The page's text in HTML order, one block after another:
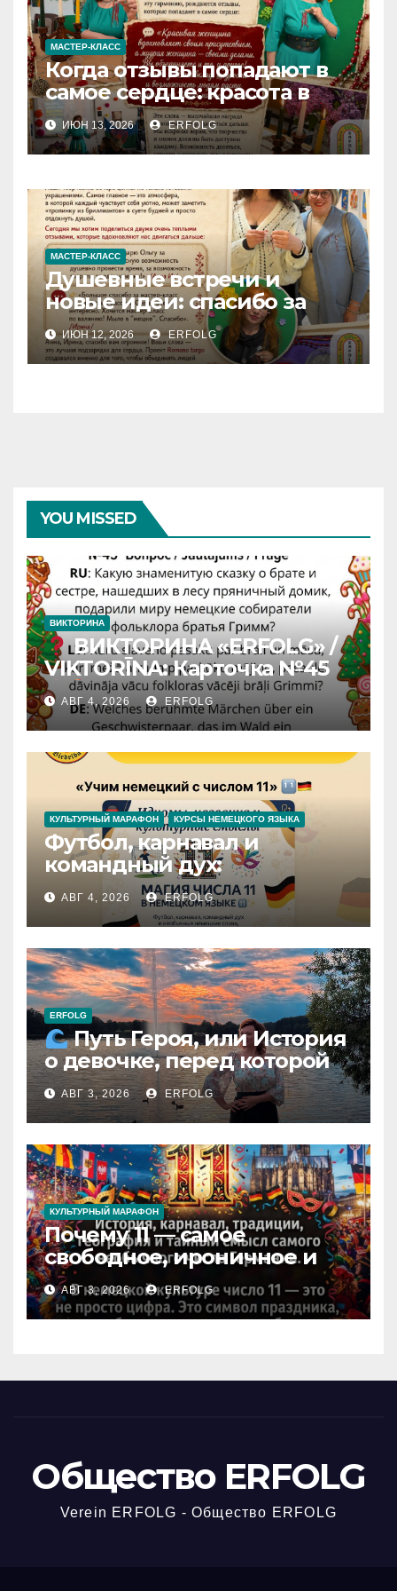
МАСТЕР-КЛАСС
Когда отзывы попадают в
самое сердце: красота в
деталях и сила в делах!
ИЮН 13, 2026 ERFOLG
МАСТЕР-КЛАСС
Душевные встречи и
новые идеи: спасибо за
вашу теплоту!
ИЮН 12, 2026 ERFOLG
YOU MISSED
ВИКТОРИНА
ВИКТОРИНА «ERFOLG» /
VIKTORĪNA: Карточка №45
АВГ 4, 2026 ERFOLG
КУЛЬТУРНЫЙ МАРАФОН КУРСЫ НЕМЕЦКОГО ЯЗЫКА
Футбол, карнавал и
командный дух:
раскрываем секреты числа
11 в немецком языке!
АВГ 4, 2026 ERFOLG
ERFOLG
Путь Героя, или История
о девочке, перед которой
расступился океан
(И почему это про каждую
из нас)
АВГ 3, 2026 ERFOLG
КУЛЬТУРНЫЙ МАРАФОН
Почему 11 — самое
свободное, ироничное и
любимое число в
немецкой культуре?
АВГ 3, 2026 ERFOLG
Общество ERFOLG
Verein ERFOLG - Общество ERFOLG